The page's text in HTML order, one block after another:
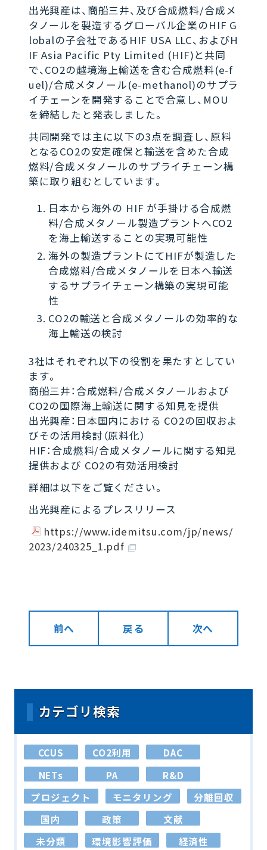
出光興産は、商船三井、及び合成燃料/合成メ
タノールを製造するグローバル企業のHIF G
lobalの子会社であるHIF USA LLC、およびH
IF Asia Pacific Pty Limited (HIF)と共同
で、CO2の越境海上輸送を含む合成燃料(e-f
uel)/合成メタノール(e-methanol)のサプラ
イチェーンを開発することで合意し、MOU
を締結したと発表しました。
共同開発では主に以下の3点を調査し、原料
となるCO2の安定確保と輸送を含めた合成
燃料/合成メタノールのサプライチェーン構
築に取り組むとしています。
日本から海外の HIF が手掛ける合成燃
料/合成メタノール製造プラントへCO2
を海上輸送することの実現可能性
海外の製造プラントにてHIFが製造した
合成燃料/合成メタノールを日本へ輸送
するサプライチェーン構築の実現可能
性
CO2の輸送と合成メタノールの効率的な
海上輸送の検討
3社はそれぞれ以下の役割を果たすとしてい
ます。
商船三井：合成燃料/合成メタノールおよび
CO2の国際海上輸送に関する知見を提供
出光興産：日本国内における CO2の回収およ
びその活用検討（原料化）
HIF：合成燃料/合成メタノールに関する知見
提供および CO2の有効活用検討
詳細は以下をご覧ください。
出光興産によるプレスリリース
https://www.idemitsu.com/jp/news/
2023/240325_1.pdf
前へ 戻る 次へ
カテゴリ検索
CCUS CO2利用
DAC
NETs
PA
R&D
プロジェクト
モニタリング
分離回収
国内
政策
文献
未分類
環境影響評価
経済性